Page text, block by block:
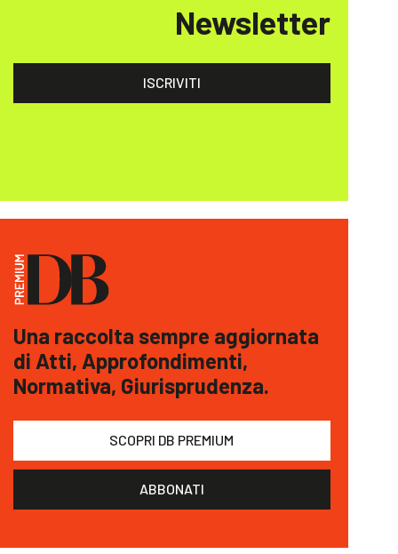
Newsletter
ISCRIVITI
Una raccolta sempre aggiornata
di Atti, Approfondimenti,
Normativa, Giurisprudenza.
SCOPRI DB PREMIUM
ABBONATI